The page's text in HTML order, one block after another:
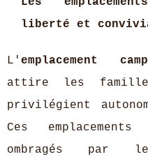
liberté et
L' emplacement
attire les
privilégient
Ces
ombragés par